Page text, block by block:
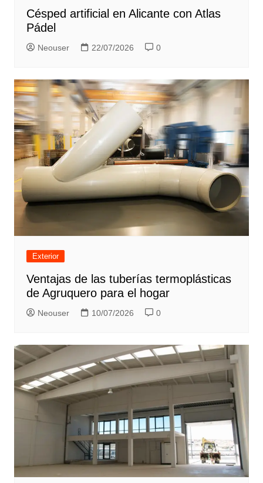
Césped artificial en Alicante con Atlas
Pádel
Neouser 22/07/2026 0
Exterior
Ventajas de las tuberías termoplásticas
de Agruquero para el hogar
Neouser 10/07/2026 0